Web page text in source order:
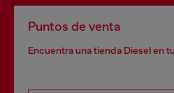
Puntos de venta
Encuentra una tienda Diesel en